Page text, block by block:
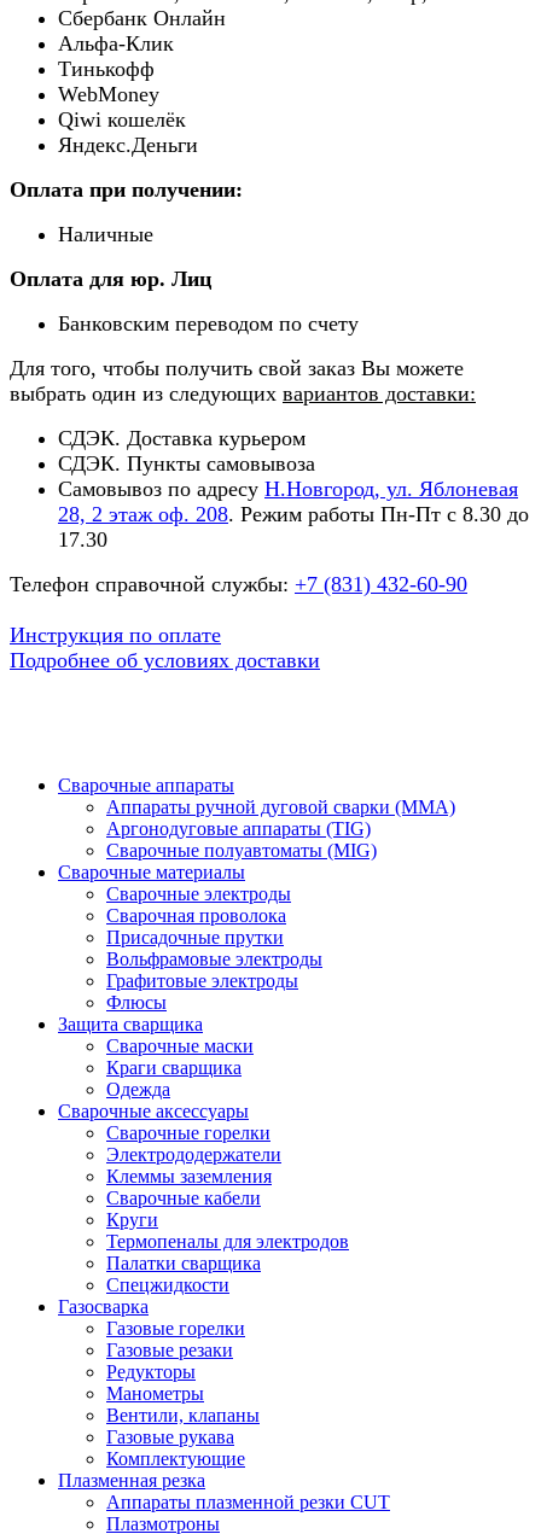
Сбербанк Онлайн
Альфа-Клик
Тинькофф
WebMoney
Qiwi кошелёк
Яндекс.Деньги
Оплата при получении:
Наличные
Оплата для юр. Лиц
Банковским переводом по счету
Для того, чтобы получить свой заказ Вы можете
выбрать один из следующих вариантов доставки:
СДЭК. Доставка курьером
СДЭК. Пункты самовывоза
Самовывоз по адресу Н.Новгород, ул. Яблоневая
28, 2 этаж оф. 208. Режим работы Пн-Пт с 8.30 до
17.30
Телефон справочной службы: +7 (831) 432-60-90
Инструкция по оплате
Подробнее об условиях доставки
Сварочные аппараты
Аппараты ручной дуговой сварки (MMA)
Аргонодуговые аппараты (TIG)
Сварочные полуавтоматы (MIG)
Сварочные материалы
Сварочные электроды
Сварочная проволока
Присадочные прутки
Вольфрамовые электроды
Графитовые электроды
Флюсы
Защита сварщика
Сварочные маски
Краги сварщика
Одежда
Сварочные аксессуары
Сварочные горелки
Электрододержатели
Клеммы заземления
Сварочные кабели
Круги
Термопеналы для электродов
Палатки сварщика
Спецжидкости
Газосварка
Газовые горелки
Газовые резаки
Редукторы
Манометры
Вентили, клапаны
Газовые рукава
Комплектующие
Плазменная резка
Аппараты плазменной резки CUT
Плазмотроны